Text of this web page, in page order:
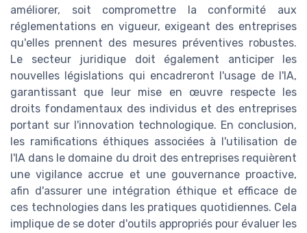
améliorer, soit compromettre la conformité aux
réglementations en vigueur, exigeant des entreprises
qu'elles prennent des mesures préventives robustes.
Le secteur juridique doit également anticiper les
nouvelles législations qui encadreront l'usage de l'IA,
garantissant que leur mise en œuvre respecte les
droits fondamentaux des individus et des entreprises
portant sur l'innovation technologique. En conclusion,
les ramifications éthiques associées à l'utilisation de
l'IA dans le domaine du droit des entreprises requièrent
une vigilance accrue et une gouvernance proactive,
afin d'assurer une intégration éthique et efficace de
ces technologies dans les pratiques quotidiennes. Cela
implique de se doter d'outils appropriés pour évaluer les